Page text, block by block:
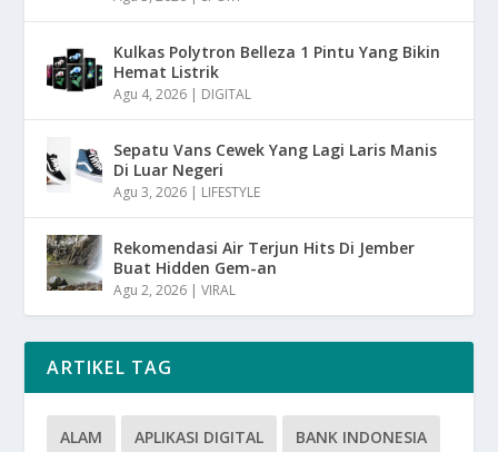
Kulkas Polytron Belleza 1 Pintu Yang Bikin
Hemat Listrik
Agu 4, 2026 | DIGITAL
Sepatu Vans Cewek Yang Lagi Laris Manis
Di Luar Negeri
Agu 3, 2026 | LIFESTYLE
Rekomendasi Air Terjun Hits Di Jember
Buat Hidden Gem-an
Agu 2, 2026 |VIRAL
ARTIKEL TAG
ALAM APLIKASI DIGITAL BANK INDONESIA